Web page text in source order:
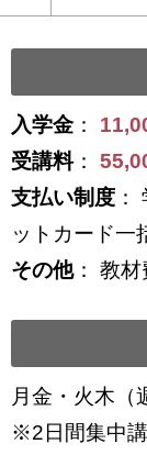
入学金 ：
受講料：
支払い制度
ットカード一
その他： 教材
月金・火木（
※2日間集中講